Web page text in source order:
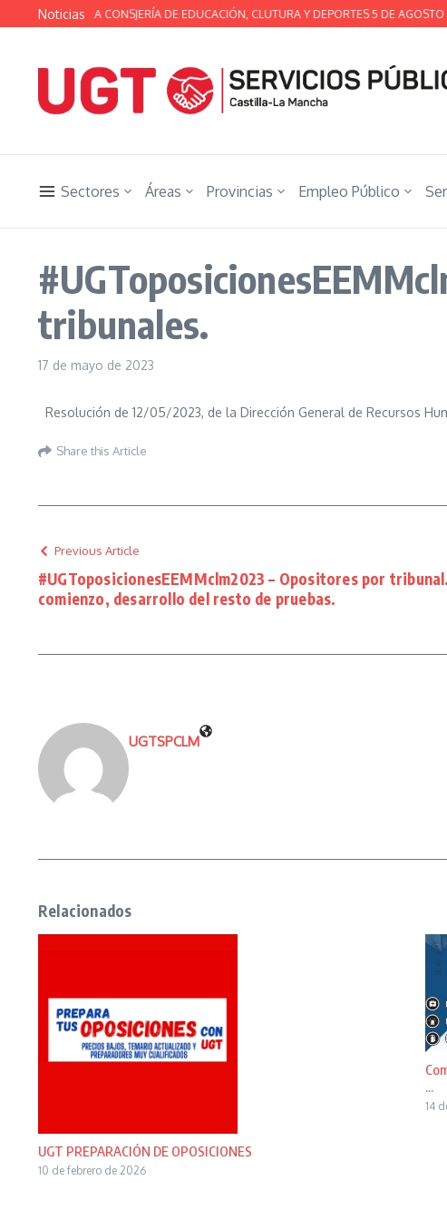
Saltar al contenido
Noticias
TÉCNICA DE LA CONSJERÍA DE EDUCACIÓN, CLUTURA Y DEPORTES 5 DE AGOSTO
Sectores Áreas Provincias Empleo Público
tribunales.
17 de mayo de 2023
Resolución de 12/05/2023, de la Dirección General de Recursos
Share this Article
Previous Article
#UGToposicionesEEMMclm2023 – Opositores por
comienzo, desarrollo del resto de pruebas.
UGTSPCLM
Relacionados
UGT PREPARACIÓN DE OPOSICIONES
10 de febrero de 2026
...
14